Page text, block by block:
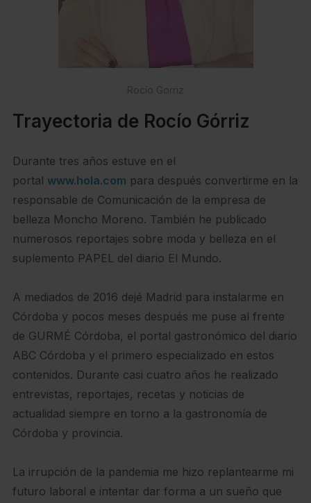
Rocío Gorriz
Trayectoria de Rocío Górriz
Durante tres años estuve en el
portal www.hola.com para después convertirme en la
responsable de Comunicación de la empresa de
belleza Moncho Moreno. También he publicado
numerosos reportajes sobre moda y belleza en el
suplemento PAPEL del diario El Mundo.
A mediados de 2016 dejé Madrid para instalarme en
Córdoba y pocos meses después me puse al frente
de GURMÉ Córdoba, el portal gastronómico del diario
ABC Córdoba y el primero especializado en estos
contenidos. Durante casi cuatro años he realizado
entrevistas, reportajes, recetas y noticias de
actualidad siempre en torno a la gastronomía de
Córdoba y provincia.
La irrupción de la pandemia me hizo replantearme mi
futuro laboral e intentar dar forma a un sueño que